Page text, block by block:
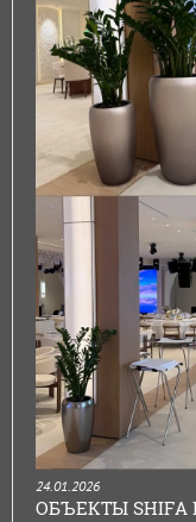
24.01.2026
ОБЪЕКТЫ